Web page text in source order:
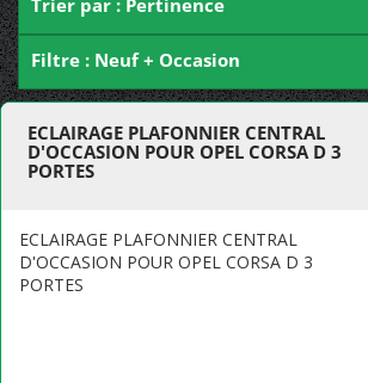
Trier par : Pertinence
Filtre : Neuf + Occasion
ECLAIRAGE PLAFONNIER CENTRAL
D'OCCASION POUR OPEL CORSA D 3
PORTES
ECLAIRAGE PLAFONNIER CENTRAL
D'OCCASION POUR OPEL CORSA D 3
PORTES